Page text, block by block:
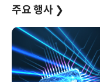
주요 행사 ❯